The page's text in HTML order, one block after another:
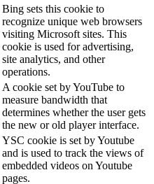
Bing sets this cookie to
recognize unique web browsers
visiting Microsoft sites. This
cookie is used for advertising,
site analytics, and other
operations.
A cookie set by YouTube to
measure bandwidth that
determines whether the user gets
the new or old player interface.
YSC cookie is set by Youtube
and is used to track the views of
embedded videos on Youtube
pages.